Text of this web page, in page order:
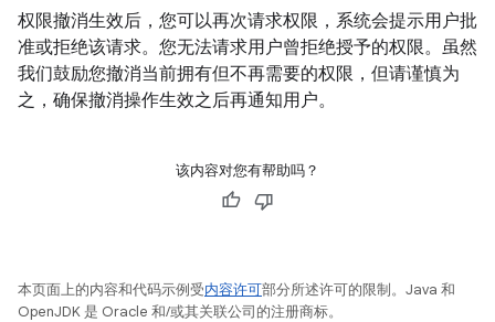
权限撤消生效后，您可以再次请求权限，系统会提示用户批
准或拒绝该请求。您无法请求用户曾拒绝授予的权限。虽然
我们鼓励您撤消当前拥有但不再需要的权限，但请谨慎为
之，确保撤消操作生效之后再通知用户。
该内容对您有帮助吗？
本页面上的内容和代码示例受内容许可部分所述许可的限制。Java 和
OpenJDK 是 Oracle 和/或其关联公司的注册商标。